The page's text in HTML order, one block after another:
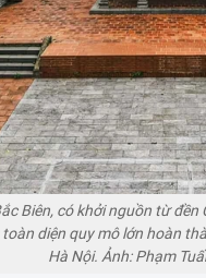
Biên, có khởi nguồn từ
diện quy mô lớn hoàn
Hà Nội. Ảnh: Phạm